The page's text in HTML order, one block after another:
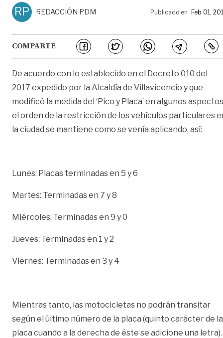
RP REDACCIÓN PDM Publicado en Feb 01,
COMPARTE
De acuerdo con lo establecido en el Decreto 010 del
2017 expedido por la Alcaldía de Villavicencio y que
modificó la medida del ‘Pico y Placa’ en algunos
el orden de la restricción de los vehículos particulares
la ciudad se mantiene como se venía aplicando, así:
Lunes: Placas terminadas en 5 y 6
Martes: Terminadas en 7 y 8
Miércoles: Terminadas en 9 y 0
Jueves: Terminadas en 1 y 2
Viernes: Terminadas en 3 y 4
Mientras tanto, las motocicletas no podrán transitar
según el último número de la placa (quinto carácter de la
placa cuando a la derecha de éste se adicione una letra).